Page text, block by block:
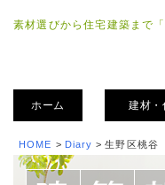
素材選びから住宅建築まで
ホーム 建材・
HOME > Diary > 生野区桃谷